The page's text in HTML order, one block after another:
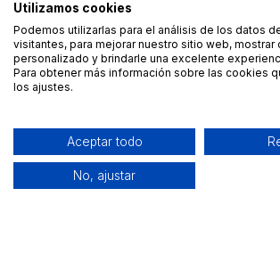
Utilizamos cookies
Podemos utilizarlas para el análisis de los datos
visitantes, para mejorar nuestro sitio web, mostrar
personalizado y brindarle una excelente
Para obtener más información sobre las cookies
los ajustes.
Aceptar todo
No, ajustar